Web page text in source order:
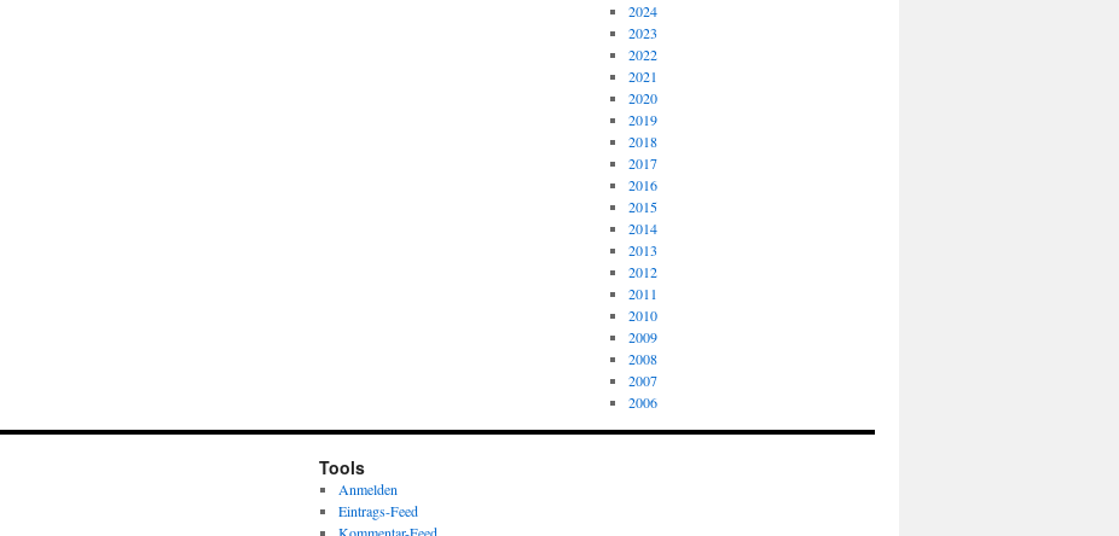
2024
2023
2022
2021
2020
2019
2018
2017
2016
2015
2014
2013
2012
2011
2010
2009
2008
2007
2006
Tools
Anmelden
Eintrags-Feed